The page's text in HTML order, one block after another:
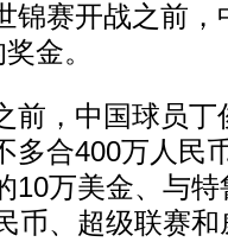
锦赛开战之前
金。
，中国球员丁
多合400万人民
10万美金、与
币、超级联赛